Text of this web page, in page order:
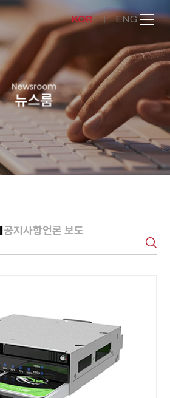
KOR ENG
Newsroom
뉴스룸
공지사항언론 보도